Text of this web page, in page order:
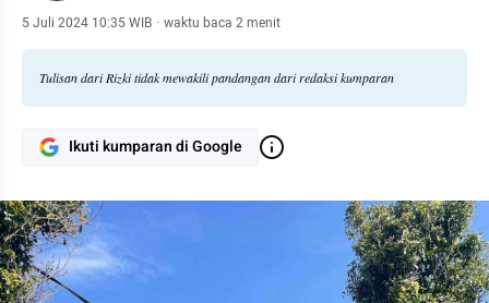
5 Juli 2024 10:35 WIB · waktu baca 2 menit
Tulisan dari Rizki tidak mewakili pandangan dari redaksi kumparan
Ikuti kumparan di Google